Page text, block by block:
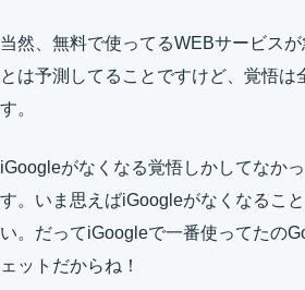
当然、無料で使ってるWEBサービス
とは予測してることですけど、覚悟は
す。
iGoogleがなくなる覚悟しかしてなか
す。いま思えばiGoogleがなくなるこ
い。だってiGoogleで一番使ってたの
ェットだからね！